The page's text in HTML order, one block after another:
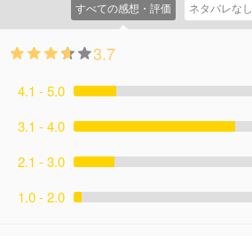
すべての感想・評価 ネタバレなし
3.7
4.1 - 5.0
3.1 - 4.0
2.1 - 3.0
1.0 - 2.0